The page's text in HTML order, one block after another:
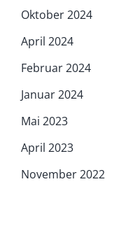
Oktober 2024
April 2024
Februar 2024
Januar 2024
Mai 2023
April 2023
November 2022